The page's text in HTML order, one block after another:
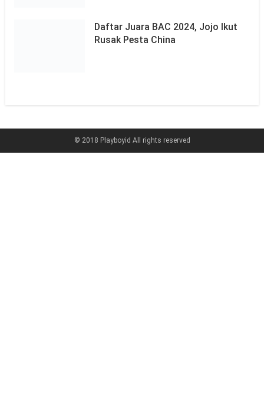
Daftar Juara BAC 2024, Jojo Ikut
Rusak Pesta China
© 2018 Playboyid All rights reserved